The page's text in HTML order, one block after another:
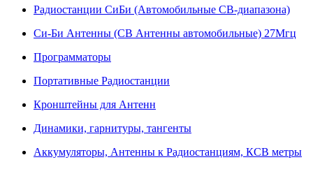
Радиостанции СиБи (Автомобильные СВ-диапазона)
Си-Би Антенны (СВ Антенны автомобильные) 27Мгц
Программаторы
Портативные Радиостанции
Кронштейны для Антенн
Динамики, гарнитуры, тангенты
Аккумуляторы, Антенны к Радиостанциям, КСВ метры